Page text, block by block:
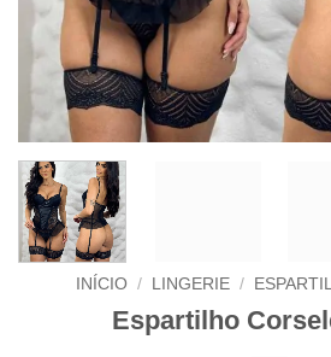
INÍCIO / LINGERIE /
Espartilho